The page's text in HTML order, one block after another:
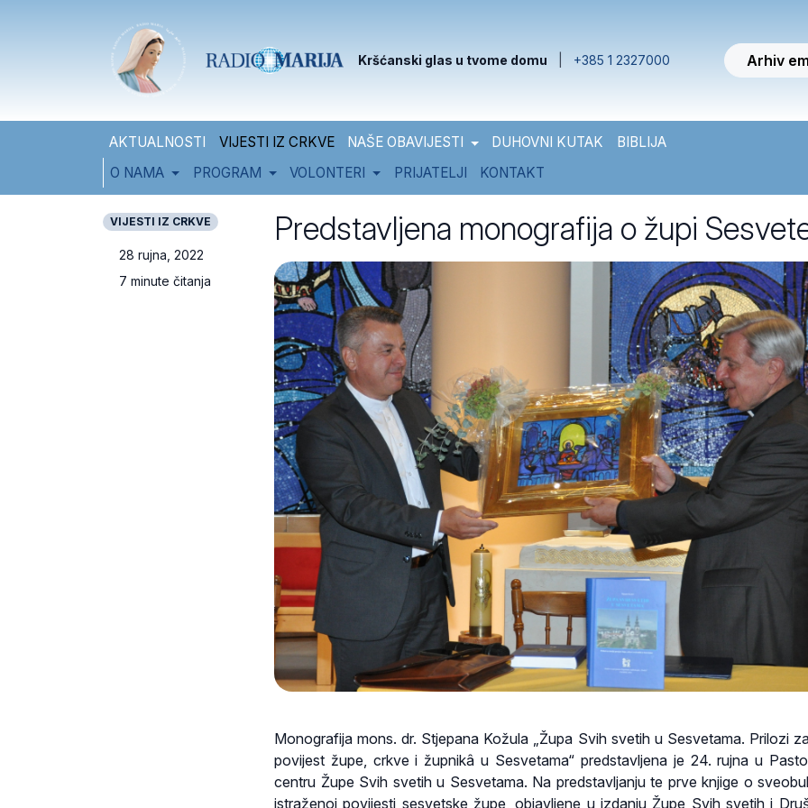
Kršćanski glas u tvome domu +385 1 2327000 Arhiv
AKTUALNOSTI VIJESTI IZ CRKVE NAŠE OBAVIJESTI DUHOVNI KUTAK
BIBLIJA
O NAMA
PROGRAM VOLONTERI PRIJATELJI KONTAKT
VIJESTI IZ CRKVE
28 rujna, 2022
7 minute čitanja
Predstavljena monografija o župi
Monografija mons. dr. Stjepana Kožula „Župa Svih svetih u Sesvetama. Prilozi
povijest župe, crkve i župnikâ u Sesvetama“ predstavljena je 24. rujna u
centru Župe Svih svetih u Sesvetama. Na predstavljanju te prve knjige o
istraženoj povijesti sesvetske župe, objavljene u izdanju Župe Svih svetih i